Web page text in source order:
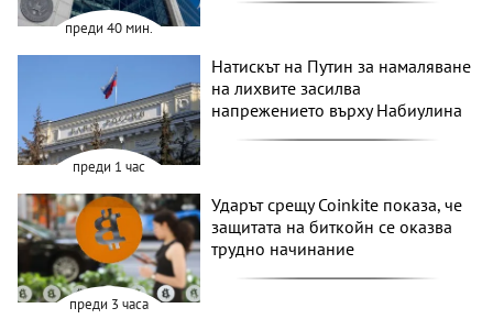
преди 40 мин.
преди 1 час
Натискът на Путин за намаляване
на лихвите засилва
напрежението върху Набиулина
преди 3 часа
Ударът срещу Coinkite показа, че
защитата на биткойн се оказва
трудно начинание